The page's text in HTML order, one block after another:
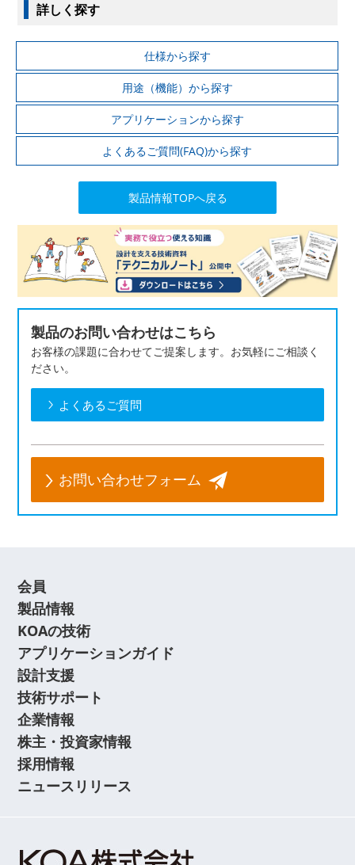
詳しく探す
仕様から探す
用途（機能）から探す
アプリケーションから探す
よくあるご質問(FAQ)から探す
製品情報TOPへ戻る
製品のお問い合わせはこちら
お客様の課題に合わせてご提案します。お気軽にご相談く
ださい。
よくあるご質問
お問い合わせフォーム
会員
製品情報
KOAの技術
アプリケーションガイド
設計支援
技術サポート
企業情報
株主・投資家情報
採用情報
ニュースリリース